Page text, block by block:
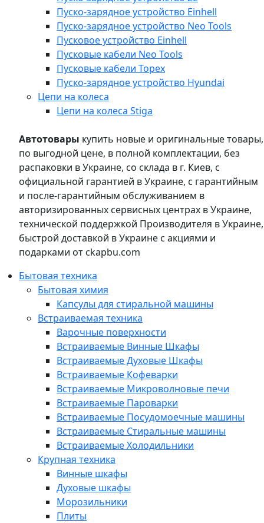
Пуско-зарядное устройство Einhell
Пуско-зарядное устройство Neo Tools
Пусковое устройство Einhell
Пусковые кабели Neo Tools
Пусковые кабели Topex
Пуско-зарядное устройство Hyundai
Цепи на колеса
Цепи на колеса Stiga
Автотовары купить новые и оригинальные товары,
по выгодной цене, в полной комплектации, без
распаковки в Украине, со склада в г. Киев, с
официальной гарантией в Украине, с гарантийным
и после-гарантийным обслуживанием в
авторизированных сервисных центрах в Украине,
технической поддержкой Производителя в Украине,
быстрой доставкой в Украине с акциями и
подарками от ckapbu.com
Бытовая техника
Бытовая химия
Капсулы для стиральной машины
Встраиваемая техника
Варочные поверхности
Встраиваемые Винные Шкафы
Встраиваемые Духовые Шкафы
Встраиваемые Кофеварки
Встраиваемые Микроволновые печи
Встраиваемые Пароварки
Встраиваемые Посудомоечные машины
Встраиваемые Стиральные машины
Встраиваемые Холодильники
Крупная техника
Винные шкафы
Духовые шкафы
Морозильники
Плиты